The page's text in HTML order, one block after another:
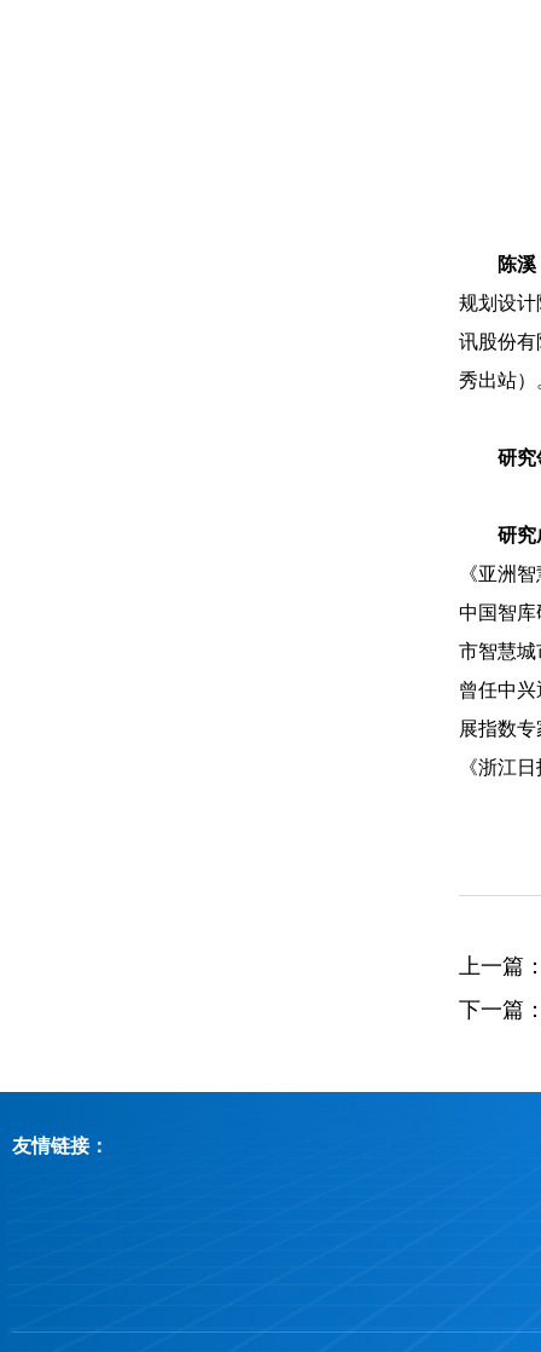
陈溪
规划设计
讯股份有
秀出站）
研究
研究
《亚洲
中国智库
市智慧城
曾任中
展指数
《浙江
上一篇
下一篇
友情链接：